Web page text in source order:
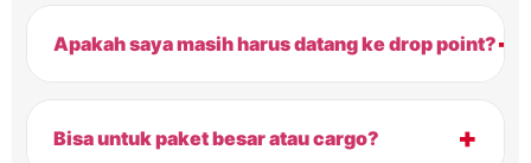
Apakah saya masih harus datang ke drop point?+
Bisa untuk paket besar atau cargo? +